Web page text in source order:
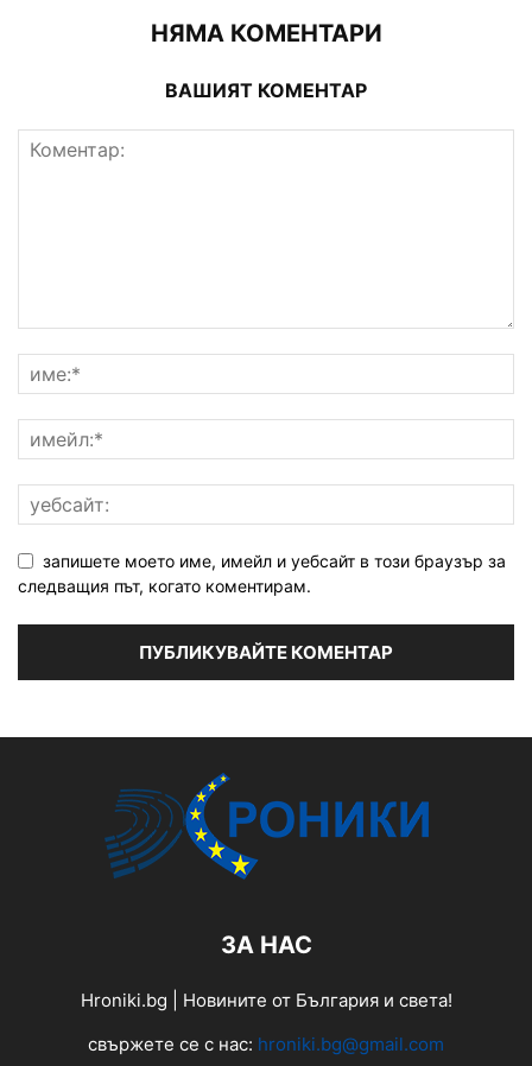
НЯМА КОМЕНТАРИ
ВАШИЯТ КОМЕНТАР
запишете моето име, имейл и уебсайт в този браузър за
следващия път, когато коментирам.
ЗА НАС
Hroniki.bg | Новините от България и света!
свържете се с нас: hroniki.bg@gmail.com